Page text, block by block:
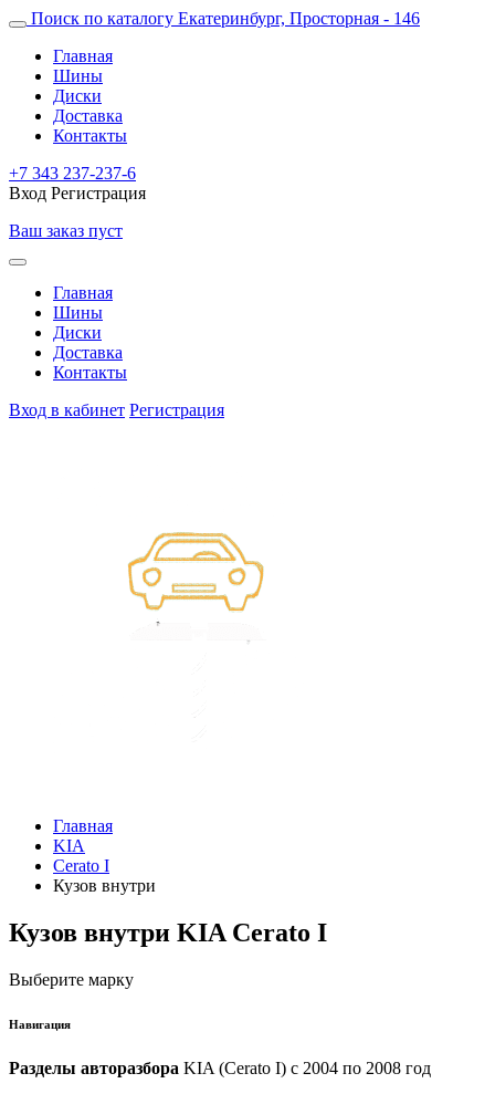
Поиск по каталогу Екатеринбург, Просторная - 146
Главная
Шины
Диски
Доставка
Контакты
+7 343 237-237-6
Вход Регистрация
Ваш заказ пуст
Главная
Шины
Диски
Доставка
Контакты
Вход в кабинет Регистрация
Главная
KIA
Cerato I
Кузов внутри
Кузов внутри KIA Cerato I
Выберите марку
Навигация
Разделы авторазбора KIA (Cerato I) с 2004 по 2008 год